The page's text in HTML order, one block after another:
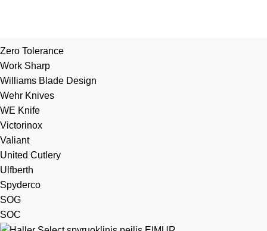
Zero Tolerance
Work Sharp
Williams Blade Design
Wehr Knives
WE Knife
Victorinox
Valiant
United Cutlery
Ulfberth
Spyderco
SOG
SOC